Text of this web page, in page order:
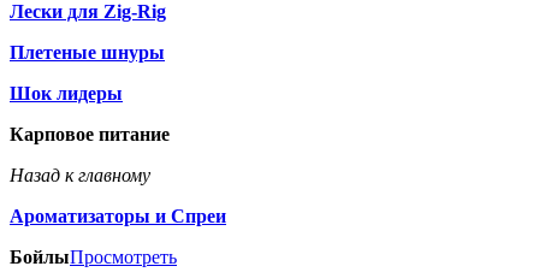
Лески для Zig-Rig
Плетеные шнуры
Шок лидеры
Карповое питание
Назад к главному
Ароматизаторы и Спреи
БойлыПросмотреть